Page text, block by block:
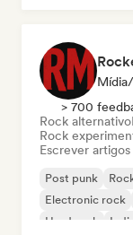
> 700
Rock alternativo
Rock
Escrever artigos
Post punk
Electronic rock
Hard rock